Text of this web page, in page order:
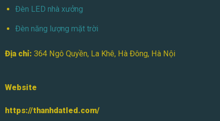
Đèn LED nhà xưởng
Đèn năng lượng mặt trời
Địa chỉ: 364 Ngô Quyền, La Khê, Hà Đông, Hà Nội
Website
https://thanhdatled.com/